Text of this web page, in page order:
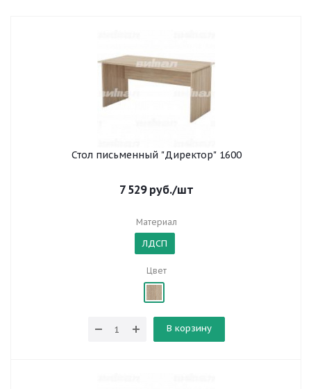
Стол письменный "Директор" 1600
7 529руб./шт
Материал
ЛДСП
Цвет
В корзину